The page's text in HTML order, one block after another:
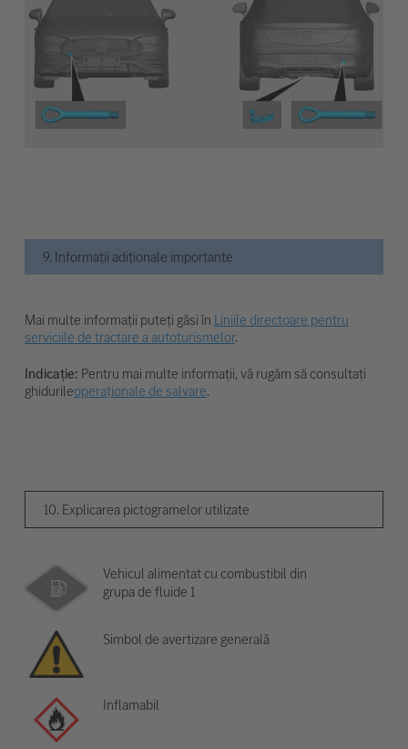
9. Informații adiționale importante
Mai multe informații puteți găsi în Liniile directoare pentru
serviciile de tractare a autoturismelor.
Indicație: Pentru mai multe informații, vă rugăm să consultați
ghidurileoperaționale de salvare.
10. Explicarea pictogramelor utilizate
Vehicul alimentat cu combustibil din
grupa de fluide 1
Simbol de avertizare generală
Inflamabil